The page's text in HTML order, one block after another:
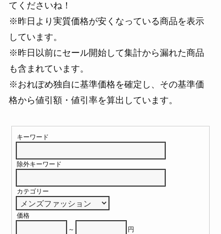
てくださいね！
※昨日より実質価格が安くなっている商品を表示
しています。
※昨日以前にセール開始して集計から漏れた商品
も含まれています。
※おれぽめ独自に基準価格を確定し、その基準価
格から値引額・値引率を算出しています。
キーワード
除外キーワード
カテゴリー
価格
～
円